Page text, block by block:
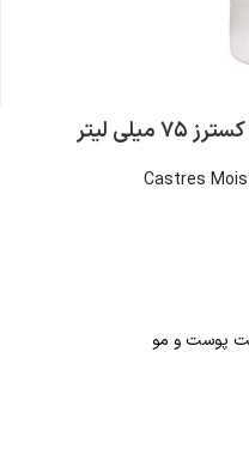
لیتر
Castres
پوست و مو